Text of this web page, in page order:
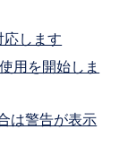
応します
用を開始しま
は警告が表示